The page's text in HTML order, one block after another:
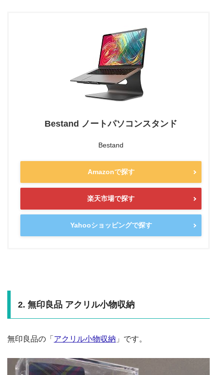
Bestand ノートパソコンスタンド
Bestand
Amazonで探す
楽天市場で探す
Yahooショッピングで探す
2. 無印良品 アクリル小物収納
無印良品の「 アクリル小物収納 」です。